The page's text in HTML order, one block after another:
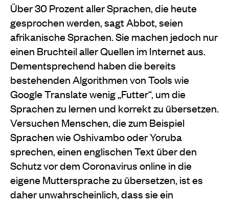
Über 30 Prozent aller Sprachen, die heute
gesprochen werden, sagt Abbot, seien
afrikanische Sprachen. Sie machen jedoch nur
einen Bruchteil aller Quellen im Internet aus.
Dementsprechend haben die bereits
bestehenden Algorithmen von Tools wie
Google Translate wenig „Futter“, um die
Sprachen zu lernen und korrekt zu übersetzen.
Versuchen Menschen, die zum Beispiel
Sprachen wie Oshivambo oder Yoruba
sprechen, einen englischen Text über den
Schutz vor dem Coronavirus online in die
eigene Muttersprache zu übersetzen, ist es
daher unwahrscheinlich, dass sie ein